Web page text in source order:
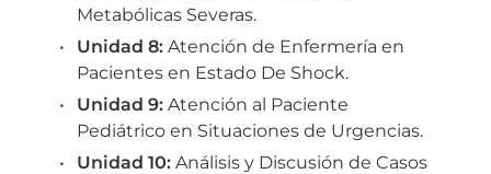
Metabólicas Severas.
Unidad 8: Atención de Enfermería en
Pacientes en Estado De Shock.
Unidad 9: Atención al Paciente
Pediátrico en Situaciones de Urgencias.
Unidad 10: Análisis y Discusión de Casos